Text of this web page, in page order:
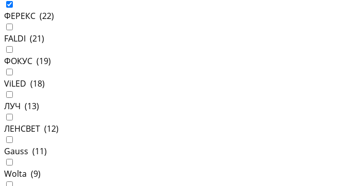
ФЕРЕКС (22)
FALDI (21)
ФОКУС (19)
ViLED (18)
ЛУЧ (13)
ЛЕНСВЕТ (12)
Gauss (11)
Wolta (9)